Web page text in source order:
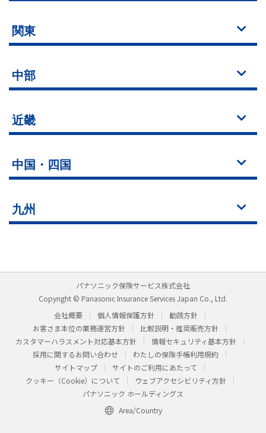
関東
中部
近畿
中国・四国
九州
パナソニック保険サービス株式会社
Copyright © Panasonic Insurance Services Japan Co., Ltd.
会社概要
個人情報保護方針
勧誘方針
お客さま本位の業務運営方針
比較説明・推奨販売方針
カスタマーハラスメント対応基本方針
情報セキュリティ基本方針
採用に関するお問い合わせ
わたしの保険手帳利用規約
サイトマップ
サイトのご利用にあたって
クッキー（Cookie）について
ウェブアクセシビリティ方針
パナソニック ホールディングス
Area/Country